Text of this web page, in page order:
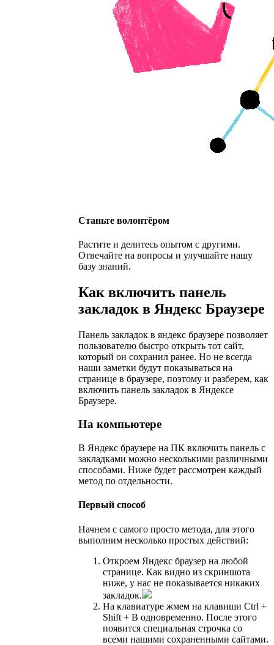
Станьте волонтёром
Растите и делитесь опытом с другими.
Отвечайте на вопросы и улучшайте нашу
базу знаний.
Как включить панель
закладок в Яндекс Браузере
Панель закладок в яндекс браузере позволяет
пользователю быстро открыть тот сайт,
который он сохранил ранее. Но не всегда
наши заметки будут показываться на
странице в браузере, поэтому и разберем, как
включить панель закладок в Яндексе
Браузере.
На компьютере
В Яндекс браузере на ПК включить панель с
закладками можно несколькими различными
способами. Ниже будет рассмотрен каждый
метод по отдельности.
Первый способ
Начнем с самого просто метода, для этого
выполним несколько простых действий:
Откроем Яндекс браузер на любой
странице. Как видно из скриншота
ниже, у нас не показывается никаких
закладок.
На клавиатуре жмем на клавиши Ctrl +
Shift + B одновременно. После этого
появится специальная строчка со
всеми нашими сохраненными сайтами.